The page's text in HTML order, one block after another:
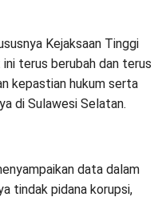
Kejaksaan Tinggi
terus berubah dan terus
kepastian hukum serta
di Sulawesi Selatan.
data dalam
tindak pidana korupsi,